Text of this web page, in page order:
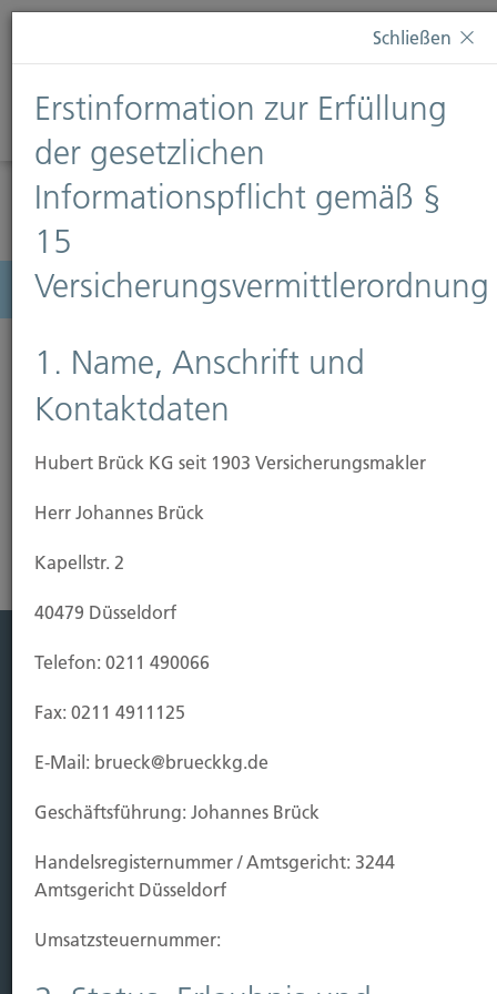
Diese Webseite verwendet Cookies. Wenn Sie weiterhin
Informationen finden Sie auf unserer SeiteDatenschutz
Diese Nachricht nicht erneut anzeigen
Menü
Leben
Vorsorgen
Kauf Grundstück
Baubeginn
Schaden
Schließen
Erstinformation zur Erfüllung
der gesetzlichen
Informationspflicht gemäß §
15
Versicherungsvermittlerordnung
1. Name, Anschrift und
Kontaktdaten
Hubert Brück KG seit 1903 Versicherungsmakler
Herr Johannes Brück
Kapellstr. 2
40479 Düsseldorf
Telefon: 0211 490066
Fax: 0211 4911125
E-Mail: brueck@brueckkg.de
Geschäftsführung: Johannes Brück
Handels­registernummer / Amtsgericht: 3244
Amtsgericht Düsseldorf
Umsatzsteuer­nummer: